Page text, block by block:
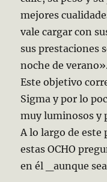
mejores
vale cargar con
sus prestaciones
noche de
Este objetivo
Sigma y por lo
muy luminosos y
A lo largo de
estas OCHO
en él _aunque